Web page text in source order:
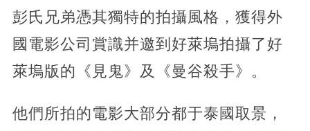
彭氏兄弟憑其獨特的拍攝風格，獲得外
國電影公司賞識并邀到好萊塢拍攝了好
萊塢版的《見鬼》及《曼谷殺手》。
他們所拍的電影大部分都于泰國取景，